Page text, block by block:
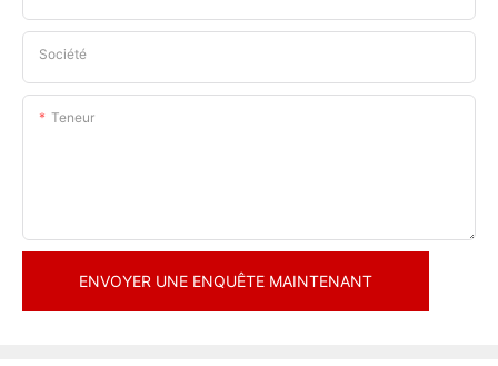
Société
Teneur
ENVOYER UNE ENQUÊTE MAINTENANT